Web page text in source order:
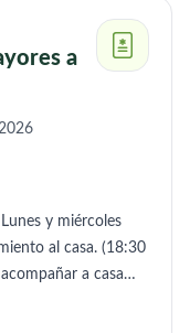
a
y miércoles
al casa. (18:30
a casa